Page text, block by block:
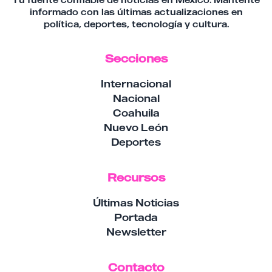
informado con las últimas actualizaciones en
política, deportes, tecnología y cultura.
Secciones
Internacional
Nacional
Coahuila
Nuevo León
Deportes
Recursos
Últimas Noticias
Portada
Newsletter
Contacto